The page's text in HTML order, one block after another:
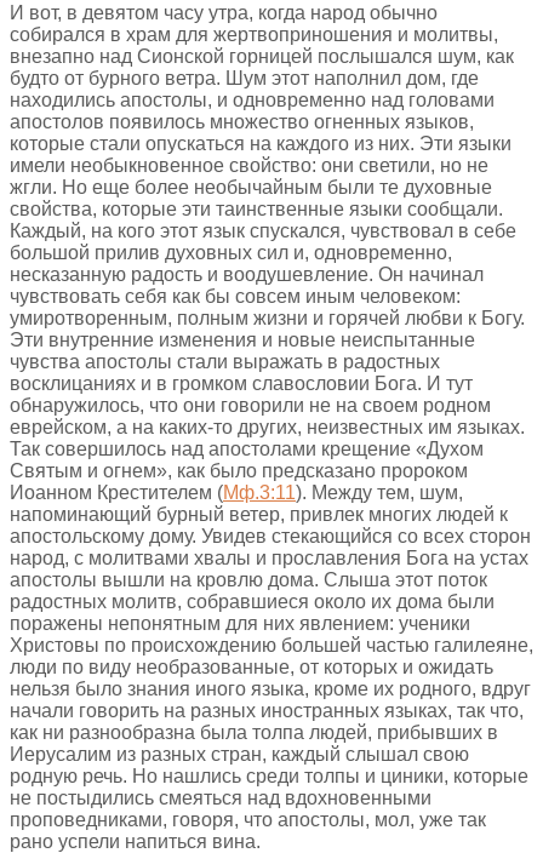
И вот, в девятом часу утра, когда народ обычно
собирался в храм для жертвоприношения и молитвы,
внезапно над Сионской горницей послышался шум, как
будто от бурного ветра. Шум этот наполнил дом, где
находились апостолы, и одновременно над головами
апостолов появилось множество огненных языков,
которые стали опускаться на каждого из них. Эти языки
имели необыкновенное свойство: они светили, но не
жгли. Но еще более необычайным были те духовные
свойства, которые эти таинственные языки сообщали.
Каждый, на кого этот язык спускался, чувствовал в себе
большой прилив духовных сил и, одновременно,
несказанную радость и воодушевление. Он начинал
чувствовать себя как бы совсем иным человеком:
умиротворенным, полным жизни и горячей любви к Богу.
Эти внутренние изменения и новые неиспытанные
чувства апостолы стали выражать в радостных
восклицаниях и в громком славословии Бога. И тут
обнаружилось, что они говорили не на своем родном
еврейском, а на каких-то других, неизвестных им языках.
Так совершилось над апостолами крещение «Духом
Святым и огнем», как было предсказано пророком
Иоанном Крестителем (Мф.3:11). Между тем, шум,
напоминающий бурный ветер, привлек многих людей к
апостольскому дому. Увидев стекающийся со всех сторон
народ, с молитвами хвалы и прославления Бога на устах
апостолы вышли на кровлю дома. Слыша этот поток
радостных молитв, собравшиеся около их дома были
поражены непонятным для них явлением: ученики
Христовы по происхождению большей частью галилеяне,
люди по виду необразованные, от которых и ожидать
нельзя было знания иного языка, кроме их родного, вдруг
начали говорить на разных иностранных языках, так что,
как ни разнообразна была толпа людей, прибывших в
Иерусалим из разных стран, каждый слышал свою
родную речь. Но нашлись среди толпы и циники, которые
не постыдились смеяться над вдохновенными
проповедниками, говоря, что апостолы, мол, уже так
рано успели напиться вина.